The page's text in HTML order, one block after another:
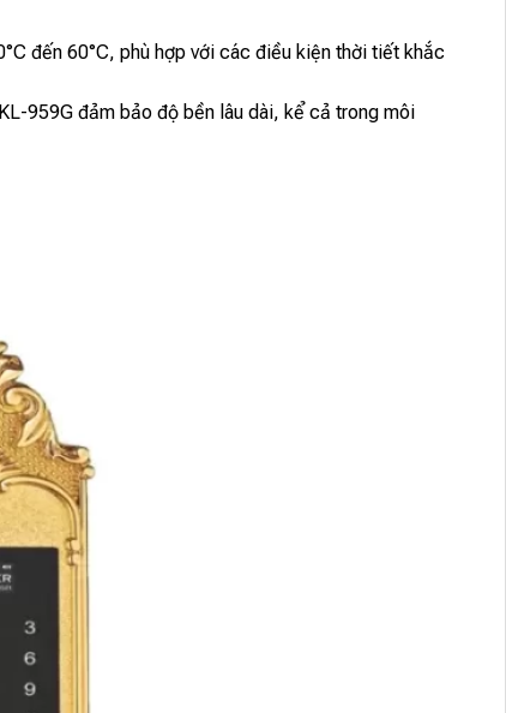
đến 60°C, phù hợp với các điều kiện thời tiết khắc
959G đảm bảo độ bền lâu dài, kể cả trong môi